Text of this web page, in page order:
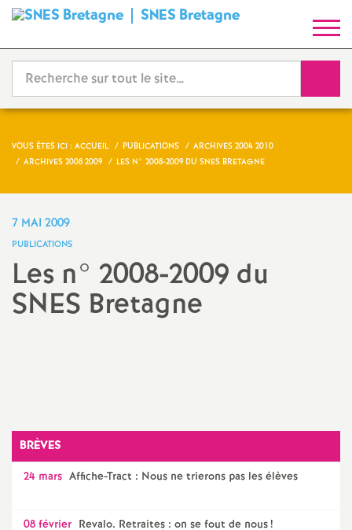
SNES BretagneS
y
n
d
i
a
t
i
VOUS ÊTES ICI : ACCUEIL PUBLICATIONS
ARCHIVES 2004 2010
ARCHIVES 2008 2009
LES N° 2008-2009 DU SNES BRETAGNE
7 MAI 2009
PUBLICATIONS
Les n° 2008-2009 du
SNES Bretagne
BRÈVES
24 mars Affiche-Tract : Nous ne trierons pas les élèves
08 février Revalo. Retraites : on se fout de nous!